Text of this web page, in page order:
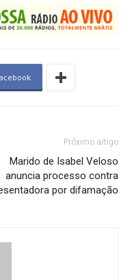
Próximo artigo
Marido de Isabel Veloso
anuncia processo contra
por difamação